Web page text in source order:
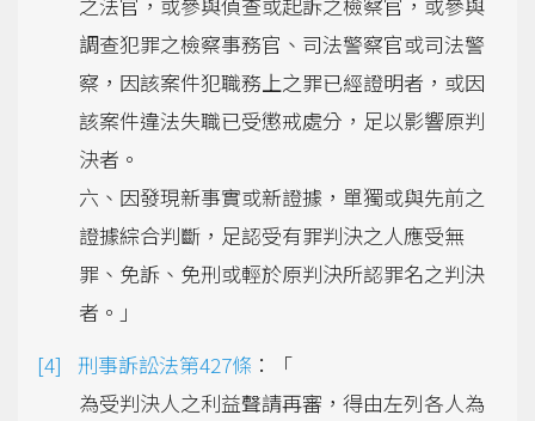
調查犯罪之檢察事務官、司法警察官或司法警
察，因該案件犯職務上之罪已經證明者，或因
該案件違法失職已受懲戒處分，足以影響原判
決者。
六、因發現新事實或新證據，單獨或與先前之
證據綜合判斷，足認受有罪判決之人應受無
罪、免訴、免刑或輕於原判決所認罪名之判決
者。」
刑事訴訟法第427條 ：「
為受判決人之利益聲請再審，得由左列各人為